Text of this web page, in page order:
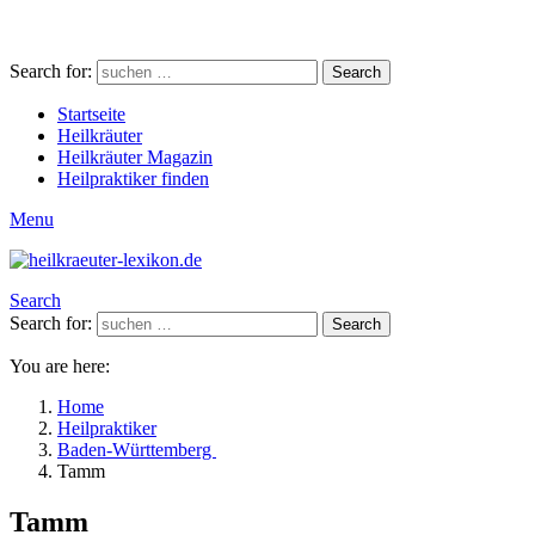
Search for: Search
Startseite
Heilkräuter
Heilkräuter Magazin
Heilpraktiker finden
Menu
Search
Search for:
Search
You are here:
Home
Heilpraktiker
Baden-Württemberg
Tamm
Tamm